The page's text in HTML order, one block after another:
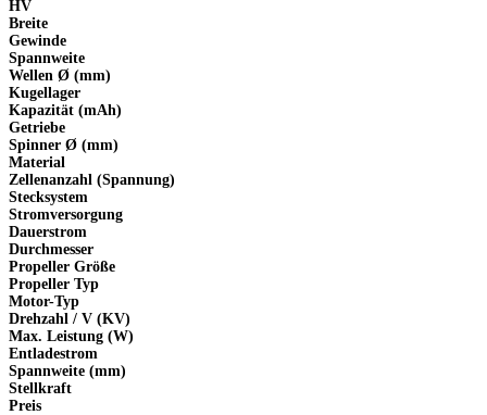
HV
Breite
Gewinde
Spannweite
Wellen Ø (mm)
Kugellager
Kapazität (mAh)
Getriebe
Spinner Ø (mm)
Material
Zellenanzahl (Spannung)
Stecksystem
Stromversorgung
Dauerstrom
Durchmesser
Propeller Größe
Propeller Typ
Motor-Typ
Drehzahl / V (KV)
Max. Leistung (W)
Entladestrom
Spannweite (mm)
Stellkraft
Preis